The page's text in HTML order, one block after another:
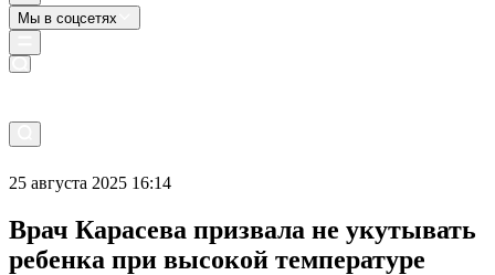
Мы в соцсетях
25 августа 2025 16:14
Врач Карасева призвала не укутывать
ребенка при высокой температуре